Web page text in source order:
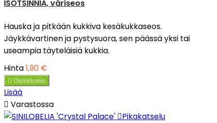
ISOTSINNIA, väriseos
Hauska ja pitkään kukkiva kesäkukkaseos.
Jäykkävartinen ja pystysuora, sen päässä yksi tai
useampia täyteläisiä kukkia.
Hinta1,90 €
 Ostoskoriin
Lisää
 Varastossa
Pikakatselu